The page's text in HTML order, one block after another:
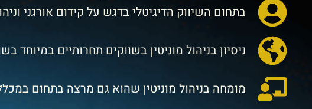
בתחום השיווק הדיגיטלי בדגש על קידום אורגני וניהול
ניסיון בניהול מוניטין בשווקים תחרותיים במיוחד
מומחה בניהול מוניטין שהוא גם מרצה בתחום